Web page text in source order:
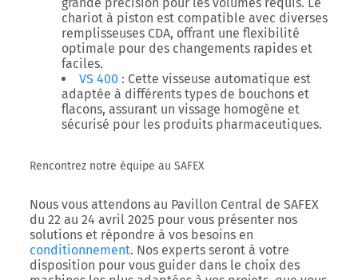
chariot à piston est compatible avec diverses
remplisseuses CDA, offrant une flexibilité
optimale pour des changements rapides et
faciles.
VS 400 : Cette visseuse automatique est
adaptée à différents types de bouchons et
flacons, assurant un vissage homogène et
sécurisé pour les produits pharmaceutiques.
Rencontrez notre équipe au SAFEX
Nous vous attendons au Pavillon Central de SAFEX
du 22 au 24 avril 2025 pour vous présenter nos
solutions et répondre à vos besoins en
conditionnement. Nos experts seront à votre
disposition pour vous guider dans le choix des